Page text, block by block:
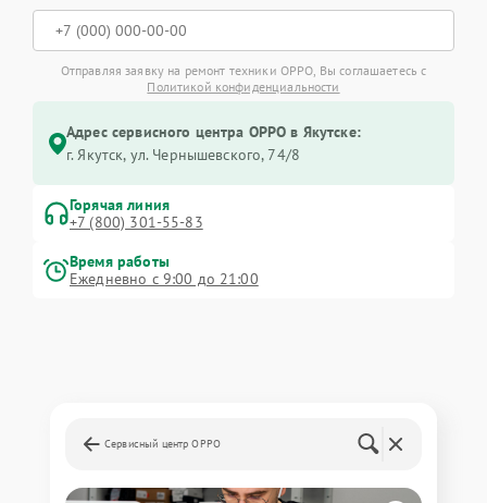
Отправляя заявку на ремонт техники OPPO, Вы соглашаетесь с
Политикой конфиденциальности
Адрес сервисного центра OPPO в Якутске:
г. Якутск, ул. Чернышевского, 74/8
Горячая линия
+7 (800) 301-55-83
Время работы
Ежедневно с 9:00 до 21:00
Сервисный центр OPPO